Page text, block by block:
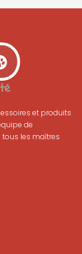
et produits
de
tous les maîtres